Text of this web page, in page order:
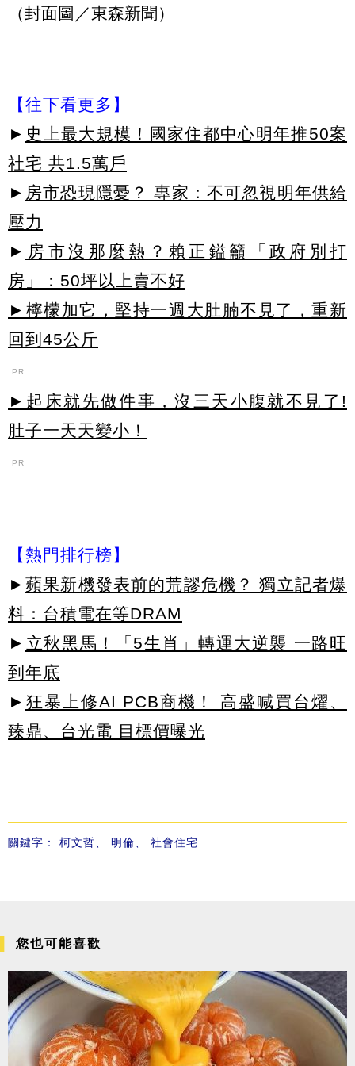
（封面圖／東森新聞）
【往下看更多】
► 史上最大規模！國家住都中心明年推50案
社宅 共1.5萬戶
► 房市恐現隱憂？ 專家：不可忽視明年供給
壓力
► 房市沒那麼熱？賴正鎰籲「政府別打
房」：50坪以上賣不好
►檸檬加它，堅持一週大肚腩不見了，重新
回到45公斤
PR
►起床就先做件事，沒三天小腹就不見了!
肚子一天天變小！
PR
【熱門排行榜】
► 蘋果新機發表前的荒謬危機？ 獨立記者爆
料：台積電在等DRAM
► 立秋黑馬！「5生肖」轉運大逆襲 一路旺
到年底
► 狂暴上修AI PCB商機！ 高盛喊買台燿、
臻鼎、台光電 目標價曝光
關鍵字： 柯文哲 明倫 社會住宅
您也可能喜歡